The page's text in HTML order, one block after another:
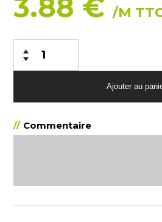
3.88 €/M
Commentaire